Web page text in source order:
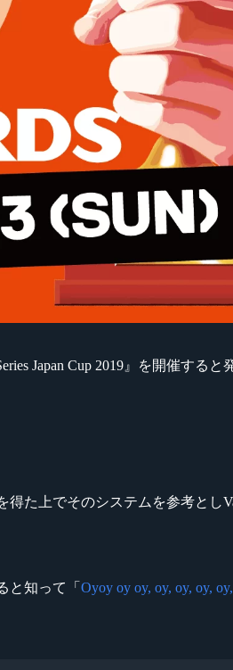
Japan Cup 2019』を開催すると
得た上でそのシステムを参考とし
と知って「 Oyoy oy oy, oy, oy, oy,